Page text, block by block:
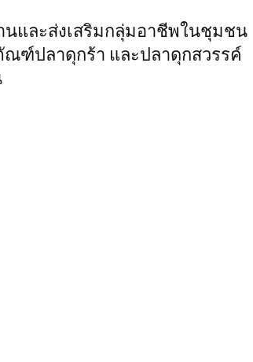
นและส่งเสริมกลุ่มอาชีพในชุมชน
ฑ์ปลาดุกร้า และปลาดุกสวรรค์